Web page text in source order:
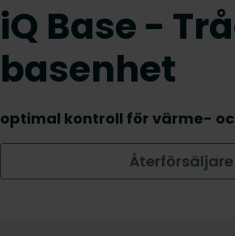
iQ Base -
basenhet
optimal kontroll för värme-
Återförsäljare